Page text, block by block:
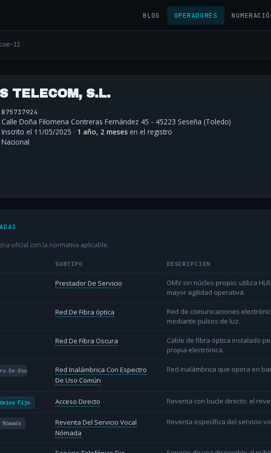
BLOG OPERADORES
12
TELECOM, S.L.
B75737924
Calle Doña Filomena Contreras Fernández 45 - 45223 Seseña (Toledo)
Inscrito el 11/05/2025 · 1 año, 2 meses en el registro
Nacional
oficial con la normativa aplicable.
SUBTIPO DESCRIPCIÓN
Prestador De Servicio
OMV sin núcleo propio: utiliza
mayor agilidad operativa.
Red De Fibra óptica
Red de comunicaciones
mediante pulsos de luz.
Red De Fibra Oscura
Cable de fibra óptica instalado
propia electrónica.
De Uso
Red Inalámbrica Con Espectro
De Uso Común
Red inalámbrica que opera en
Fijo Acceso Directo Reventa con bucle directo: el
Reventa Del Servicio Vocal
Nómada
Reventa específica del servicio